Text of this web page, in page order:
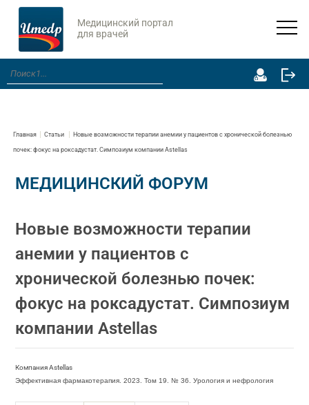
Медицинский портал
для врачей
Главная Статьи Новые возможности терапии анемии у пациентов с хронической болезнью
почек: фокус на роксадустат. Симпозиум компании Astellas
МЕДИЦИНСКИЙ ФОРУМ
Новые возможности терапии
анемии у пациентов с
хронической болезнью почек:
фокус на роксадустат. Симпозиум
компании Astellas
Компания Astellas
Эффективная фармакотерапия. 2023. Том 19. № 36. Урология и нефрология